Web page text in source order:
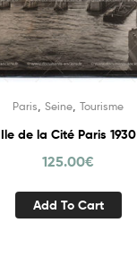
Paris Seine Tourisme
Ile de la Cité Paris 1930
125.00€
Add To Cart